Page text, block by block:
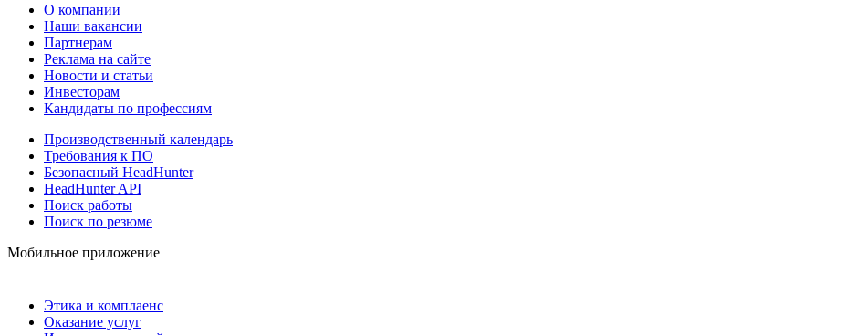
О компании
Наши вакансии
Партнерам
Реклама на сайте
Новости и статьи
Инвесторам
Кандидаты по профессиям
Производственный календарь
Требования к ПО
Безопасный HeadHunter
HeadHunter API
Поиск работы
Поиск по резюме
Мобильное приложение
Этика и комплаенс
Оказание услуг